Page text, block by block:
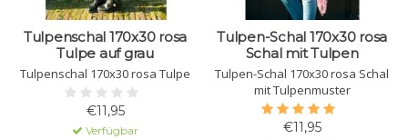
Tulpenschal 170x30 rosa
Tulpe auf grau
Tulpenschal 170x30 rosa Tulpe
€11,95
Verfügbar
Tulpen-Schal 170x30 rosa
Schal mit Tulpen
Tulpen-Schal 170x30 rosa Schal
mit Tulpenmuster
€11,95